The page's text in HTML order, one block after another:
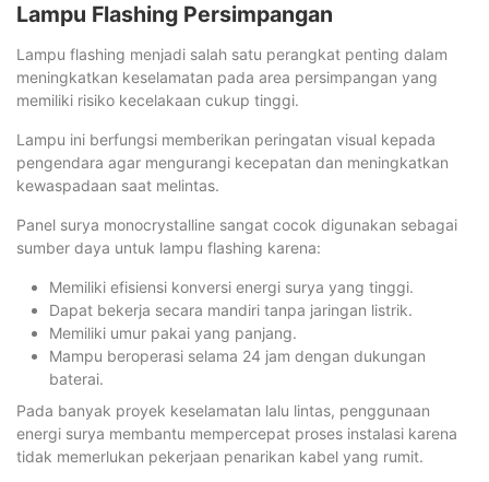
Lampu Flashing Persimpangan
Lampu flashing menjadi salah satu perangkat penting dalam
meningkatkan keselamatan pada area persimpangan yang
memiliki risiko kecelakaan cukup tinggi.
Lampu ini berfungsi memberikan peringatan visual kepada
pengendara agar mengurangi kecepatan dan meningkatkan
kewaspadaan saat melintas.
Panel surya monocrystalline sangat cocok digunakan sebagai
sumber daya untuk lampu flashing karena:
Memiliki efisiensi konversi energi surya yang tinggi.
Dapat bekerja secara mandiri tanpa jaringan listrik.
Memiliki umur pakai yang panjang.
Mampu beroperasi selama 24 jam dengan dukungan
baterai.
Pada banyak proyek keselamatan lalu lintas, penggunaan
energi surya membantu mempercepat proses instalasi karena
tidak memerlukan pekerjaan penarikan kabel yang rumit.